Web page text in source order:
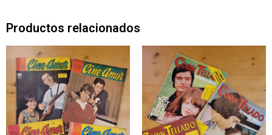
Productos relacionados